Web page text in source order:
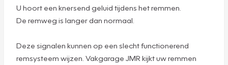
U hoort een knersend geluid tijdens het remmen.
De remweg is langer dan normaal.
Deze signalen kunnen op een slecht functionerend
remsysteem wijzen. Vakgarage JMR kijkt uw remmen